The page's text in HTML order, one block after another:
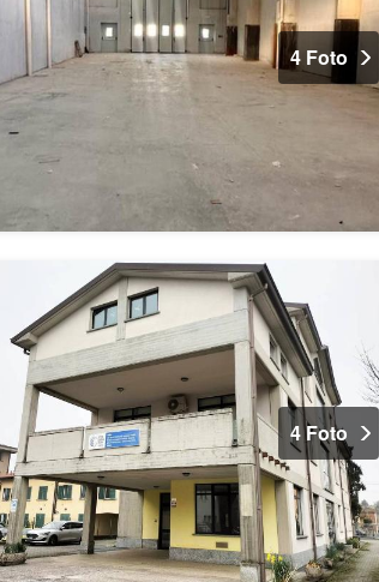
4 Foto
4 Foto